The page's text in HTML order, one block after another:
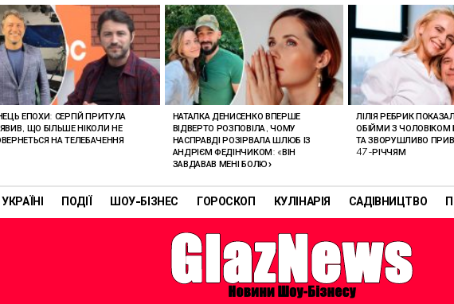
ПОДІЇ ШОУ-БІЗНЕС ГОРОСКОП КУЛІНАРІЯ САДІВНИЦТВО
ЕПОХИ: СЕРГІЙ ПРИТУЛА
ЩО БІЛЬШЕ НІКОЛИ НЕ
НА ТЕЛЕБАЧЕННЯ
НАТАЛКА ДЕНИСЕНКО ВПЕРШЕ
ВІДВЕРТО РОЗПОВІЛА, ЧОМУ
НАСПРАВДІ РОЗІРВАЛА ШЛЮБ ІЗ
АНДРІЄМ ФЕДІНЧИКОМ: «ВІН
ЗАВДАВАВ МЕНІ БОЛЮ»
ЛІЛІЯ РЕБРИК
ОБІЙМИ З ЧОЛОВІКОМ
ТА ЗВОРУШЛИВО
47-РІЧЧЯМ